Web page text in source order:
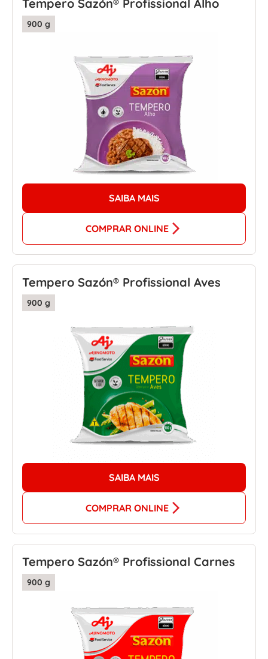
Tempero Sazón® Profissional Alho
900 g
SAIBA MAIS
COMPRAR ONLINE
Tempero Sazón® Profissional Aves
900 g
SAIBA MAIS
COMPRAR ONLINE
Tempero Sazón® Profissional Carnes
900 g